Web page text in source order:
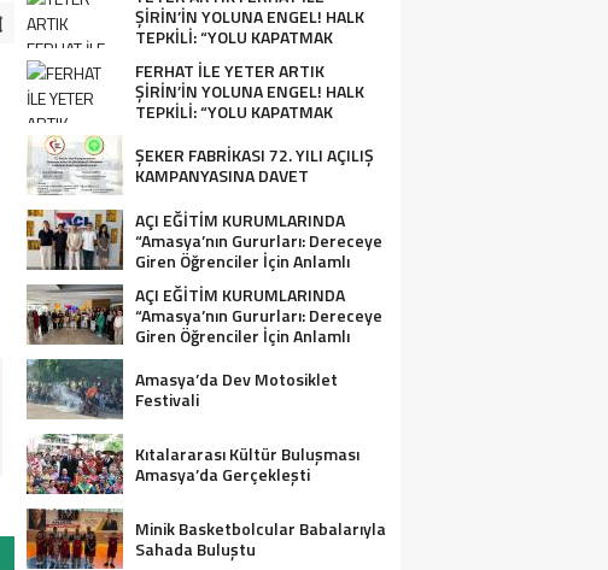
ŞİRİN’İN YOLUNA ENGEL! HALK
TEPKİLİ: “YOLU KAPATMAK
ÇÖZÜM DEĞİL, GÖREVİNİ YAP!”
FERHAT İLE YETER ARTIK
ŞİRİN’İN YOLUNA ENGEL! HALK
TEPKİLİ: “YOLU KAPATMAK
ŞEKER FABRİKASI 72. YILI AÇILIŞ
KAMPANYASINA DAVET
AÇI EĞİTİM KURUMLARINDA
“Amasya’nın Gururları: Dereceye
Giren Öğrenciler İçin Anlamlı
Tören”
AÇI EĞİTİM KURUMLARINDA
“Amasya’nın Gururları: Dereceye
Giren Öğrenciler İçin Anlamlı
Amasya’da Dev Motosiklet
Festivali
Kıtalararası Kültür Buluşması
Amasya’da Gerçekleşti
Minik Basketbolcular Babalarıyla
Sahada Buluştu